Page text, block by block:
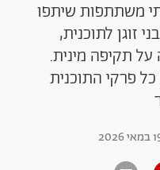
משתתפות שיתפו
זוגן לתוכנית,
תקיפה מינית.
פרקי התוכנית
2026